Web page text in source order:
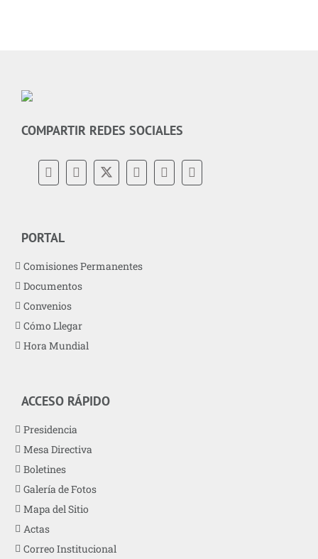
COMPARTIR REDES SOCIALES
PORTAL
Comisiones Permanentes
Documentos
Convenios
Cómo Llegar
Hora Mundial
ACCESO RÁPIDO
Presidencia
Mesa Directiva
Boletines
Galería de Fotos
Mapa del Sitio
Actas
Correo Institucional